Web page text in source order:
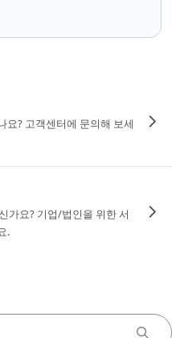
요? 고객센터에 문의해 보세
가요? 기업/법인을 위한 서
.